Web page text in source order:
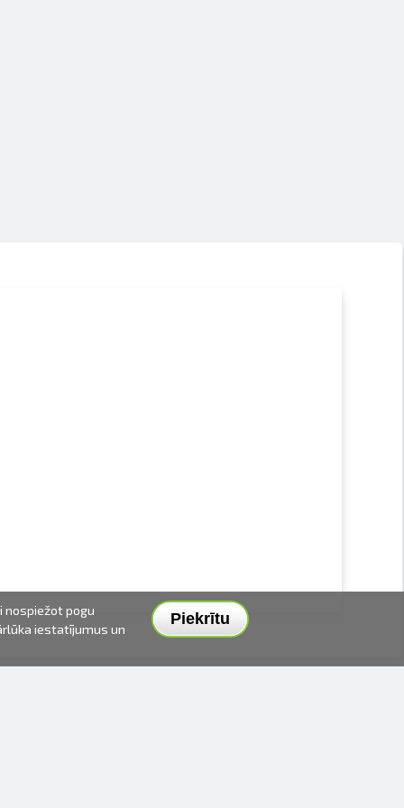
Piekrītu
nospiežot pogu
iestatījumus un